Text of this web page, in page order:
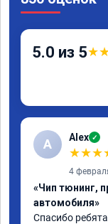
5.0 из 5★
A Alex ✓
★★★
4
«Чип тюнинг,
автомобиля»
Спасибо